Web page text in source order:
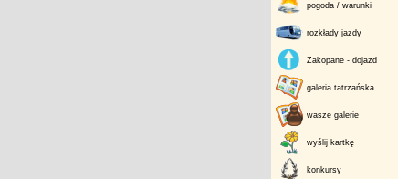
pogoda / warunki
rozkłady jazdy
Zakopane - dojazd
galeria tatrzańska
wasze galerie
wyślij kartkę
konkursy